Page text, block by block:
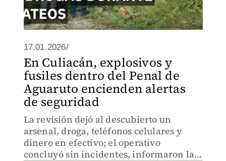
17.01.2026/
En Culiacán, explosivos y
fusiles dentro del Penal de
Aguaruto encienden alertas
de seguridad
La revisión dejó al descubierto un
arsenal, droga, teléfonos celulares y
dinero en efectivo; el operativo
concluyó sin incidentes, informaron las